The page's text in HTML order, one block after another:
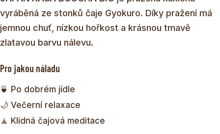
vyráběná ze stonků čaje Gyokuro. Díky pražení má
jemnou chuť, nízkou hořkost a krásnou tmavě
zlatavou barvu nálevu.
Pro jakou náladu
🍵 Po dobrém jídle
🌙 Večerní relaxace
🧘 Klidná čajová meditace